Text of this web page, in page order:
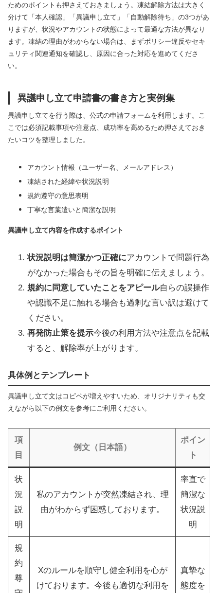
ためのポイントも押さえておきましょう。凍結解除方法は大きく
分けて「本人確認」「異議申し立て」「自動解除待ち」の3つがあ
りますが、状況やアカウントの状態によって最適な方法が異なり
ます。凍結の理由がわからない場合は、まずポリシー違反やセキ
ュリティ関連通知を確認し、原因に合った対応を進めてくださ
い。
異議申し立て申請書の書き方と実例集
異議申し立てを行う際は、公式の申請フォームを利用します。こ
こでは必須記載事項や注意点、成功率を高めるため押さえておき
たいコツを整理しました。
アカウント情報（ユーザー名、メールアドレス）
凍結された経緯や状況説明
規約遵守の意思表明
丁寧な言葉遣いと簡潔な説明
異議申し立て内容を作成するポイント
状況説明は簡潔かつ正確にアカウントで問題行為
がなかった場合もその旨を明確に伝えましょう。
規約に同意していたことをアピール自らの誤操作
や認識不足に触れる場合も過剰な言い訳は避けて
ください。
再発防止策を提示今後の利用方法や注意点を記載
すると、解除率が上がります。
具体例とテンプレート
異議申し立て文はコピペが増えやすいため、オリジナリティも交
えながら以下の例文を参考にご利用ください。
項
目
例文（日本語）
ポイン
ト
状
況
説
明
私のアカウントが突然凍結され、理
由がわからず困惑しております。
率直で
簡潔な
状況説
明
規
約
尊
Xのルールを順守し健全利用を心が
けております。今後も適切な利用を
真摯な
態度を